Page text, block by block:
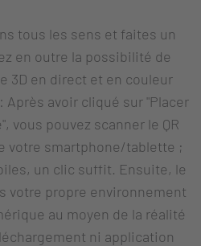
tous les sens et faites un
en outre la possibilité de
3D en direct et en couleur
Après avoir cliqué sur "Placer
vous pouvez scanner le QR
votre smartphone/tablette ;
un clic suffit. Ensuite, le
votre propre environnement
au moyen de la réalité
ni application